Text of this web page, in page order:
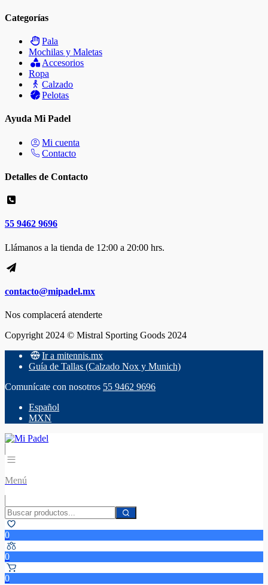
Categorías
Pala
Mochilas y Maletas
Accesorios
Ropa
Calzado
Pelotas
Ayuda Mi Padel
Mi cuenta
Contacto
Detalles de Contacto
55 9462 9696
Llámanos a la tienda de 12:00 a 20:00 hrs.
contacto@mipadel.mx
Nos complacerá atenderte
Copyright 2024 © Mistral Sporting Goods 2024
Ir a mitennis.mx
Guía de Tallas (Calzado Nox y Munich)
Comunícate con nosotros 55 9462 9696
Español
MXN
Menú
0
0
0